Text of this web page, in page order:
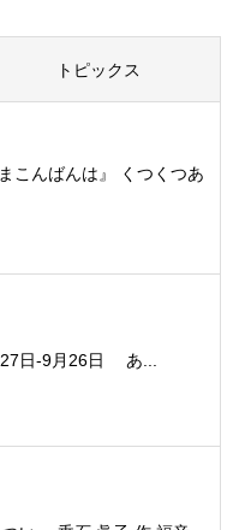
トピックス
こんばんは』 くつくつあ
日-9月26日 あ...